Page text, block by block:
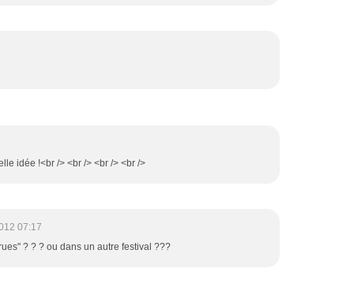
idée !<br /> <br /> <br /> <br />
07:17
? ? ? ou dans un autre festival ???